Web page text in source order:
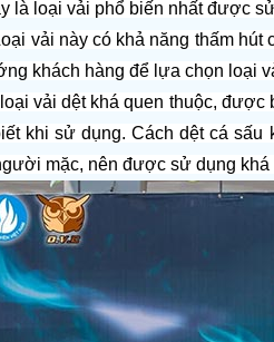
là loại vải phổ biến nhất được
vải này có khả năng thấm
khách hàng để lựa chọn loại
vải dệt khá quen thuộc,
khi sử dụng. Cách dệt cá
mặc, nên được sử dụng khá